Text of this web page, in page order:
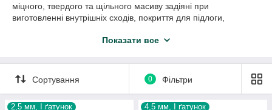
міцного, твердого та щільного масиву задіяні при
виготовленні внутрішніх сходів, покриття для підлоги,
гарнітурів, колекційних предметів декору. Ламель з чорного
виразним деревним візерунком, проста в роботі.
У нашому каталозі представлена ​​пиляна ламель 1 ґатунку.
Листи деревини однорідні за забарвленням, не мають
дефектів, тому оптимально підходять для оздоблення
Показати все
Сортування 0 Фільтри
2,5 мм, І ґатунок 4,5 мм, І ґатунок